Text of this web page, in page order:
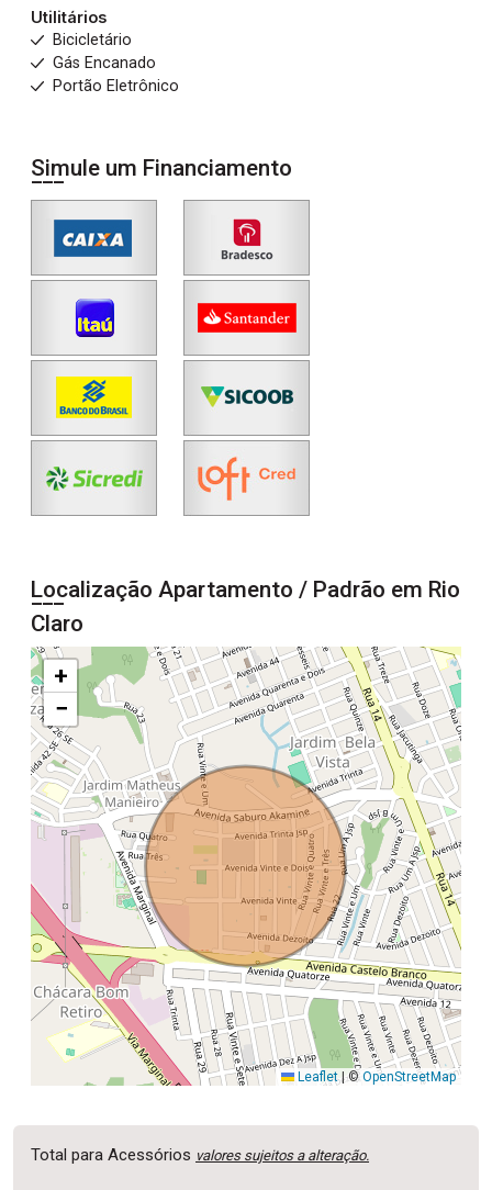
Utilitários
Bicicletário
Gás Encanado
Portão Eletrônico
Simule um Financiamento
Localização Apartamento / Padrão em Rio
Claro
+
−
Leaflet |©OpenStreetMap
Total para Acessórios valores sujeitos a alteração.